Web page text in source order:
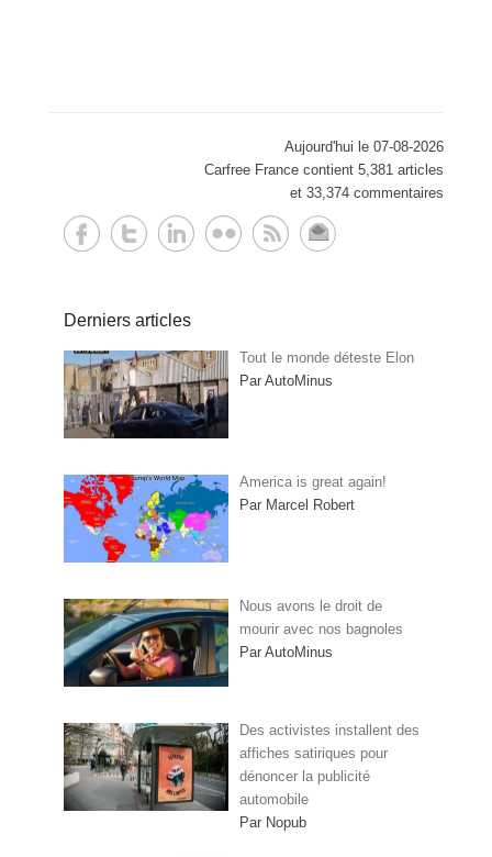
Aujourd'hui le 07-08-2026
Carfree France contient 5,381 articles
et 33,374 commentaires
Derniers articles
Tout le monde déteste Elon
Par AutoMinus
America is great again!
Par Marcel Robert
Nous avons le droit de
mourir avec nos bagnoles
Par AutoMinus
Des activistes installent des
affiches satiriques pour
dénoncer la publicité
automobile
Par Nopub